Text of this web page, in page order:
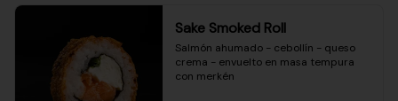
Sake Smoked Roll
Salmón ahumado - cebollín - queso
crema - envuelto en masa tempura
con merkén